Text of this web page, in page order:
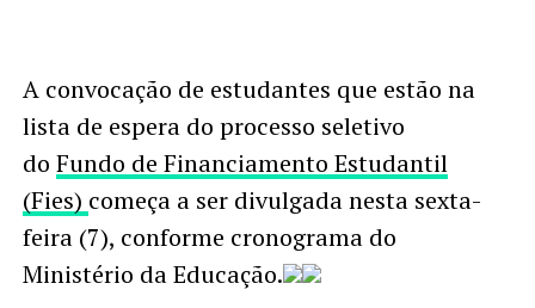
A convocação de estudantes que estão na
lista de espera do processo seletivo
do Fundo de Financiamento Estudantil
(Fies) começa a ser divulgada nesta sexta-
feira (7), conforme cronograma do
Ministério da Educação.